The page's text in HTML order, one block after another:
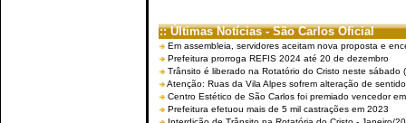
:: Últimas Notícias - São Carlos Oficial
Em assembleia, servidores aceitam nova proposta e
Prefeitura prorroga REFIS 2024 até 20 de dezembro
Trânsito é liberado na Rotatório do Cristo neste sábado
Atenção: Ruas da Vila Alpes sofrem alteração de
Centro Estético de São Carlos foi premiado vencedor
Prefeitura efetuou mais de 5 mil castrações em 2023